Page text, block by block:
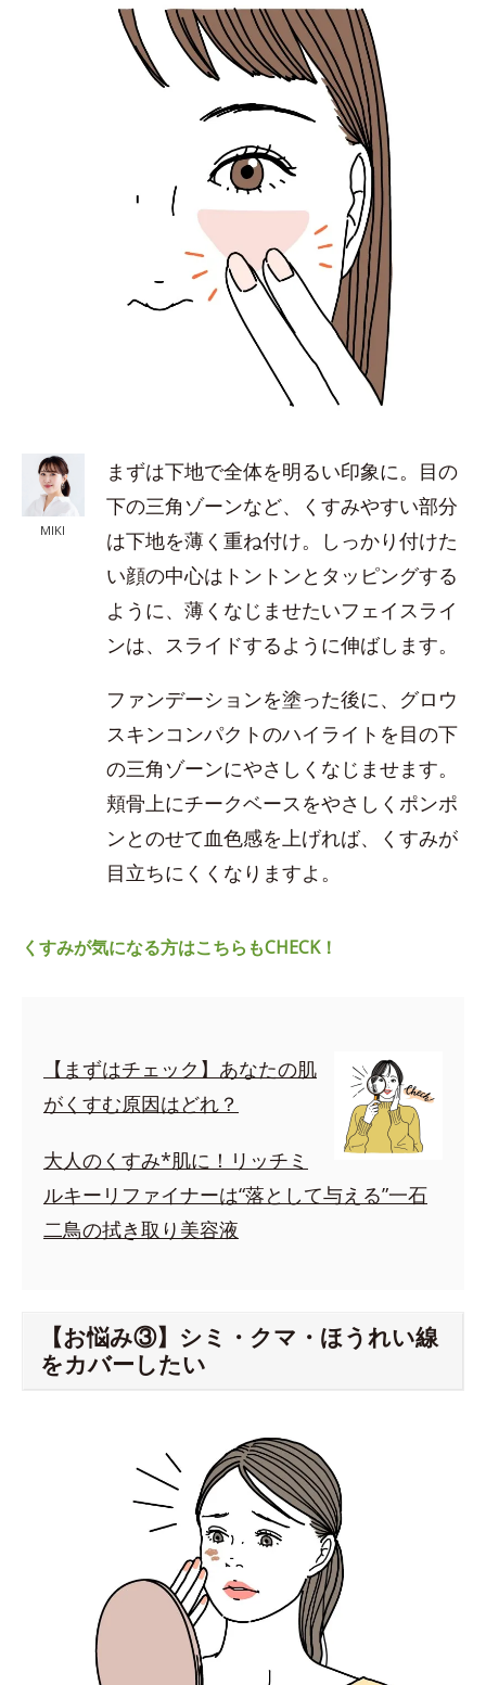
MIKI
まずは下地で全体を明るい印象に。目の
下の三角ゾーンなど、くすみやすい部分
は下地を薄く重ね付け。しっかり付けた
い顔の中心はトントンとタッピングする
ように、薄くなじませたいフェイスライ
ンは、スライドするように伸ばします。
ファンデーションを塗った後に、グロウ
スキンコンパクトのハイライトを目の下
の三角ゾーンにやさしくなじませます。
頬骨上にチークベースをやさしくポンポ
ンとのせて血色感を上げれば、くすみが
目立ちにくくなりますよ。
くすみが気になる方はこちらもCHECK！
【まずはチェック】あなたの肌
がくすむ原因はどれ？
大人のくすみ*肌に！リッチミ
ルキーリファイナーは“落として与える”一石
二鳥の拭き取り美容液
【お悩み③】シミ・クマ・ほうれい線
をカバーしたい